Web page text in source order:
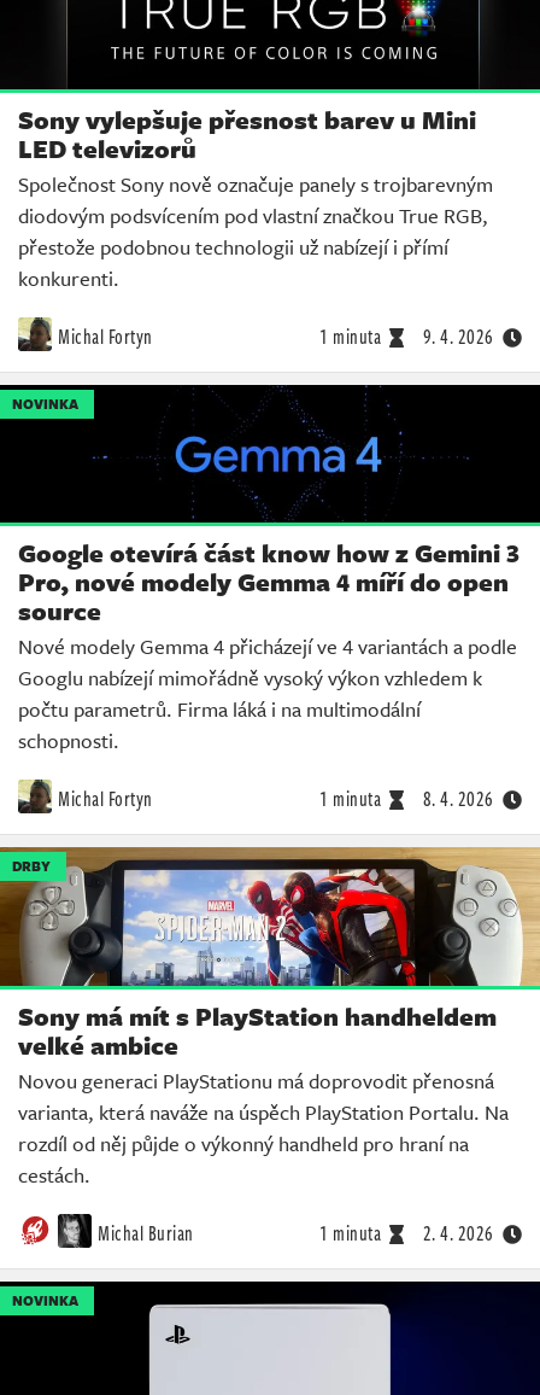
Sony vylepšuje přesnost barev u Mini
LED televizorů
Společnost Sony nově označuje panely s trojbarevným
diodovým podsvícením pod vlastní značkou True RGB,
přestože podobnou technologii už nabízejí i přímí
konkurenti.
Michal Fortyn 1 minuta 9. 4. 2026
NOVINKA
Google otevírá část know how z Gemini 3
Pro, nové modely Gemma 4 míří do open
source
Nové modely Gemma 4 přicházejí ve 4 variantách a podle
Googlu nabízejí mimořádně vysoký výkon vzhledem k
počtu parametrů. Firma láká i na multimodální
schopnosti.
Michal Fortyn 1 minuta 8. 4. 2026
DRBY
Sony má mít s PlayStation handheldem
velké ambice
Novou generaci PlayStationu má doprovodit přenosná
varianta, která naváže na úspěch PlayStation Portalu. Na
rozdíl od něj půjde o výkonný handheld pro hraní na
cestách.
Michal Burian 1 minuta 2. 4. 2026
NOVINKA